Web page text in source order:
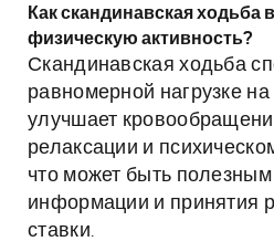
Как скандинавская ходьба
физическую активность?
Скандинавская ходьба
равномерной нагрузке
улучшает
релаксации и
что может быть
информации и принятия
ставки.